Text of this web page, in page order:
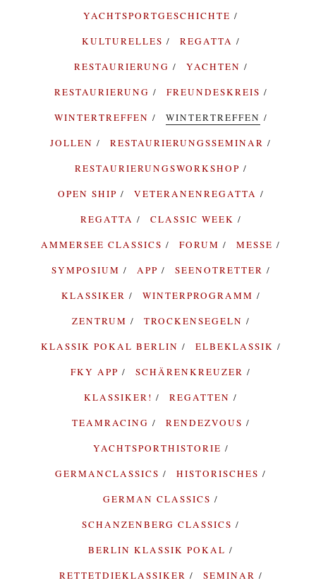
YACHTSPORTGESCHICHTE
KULTURELLES
REGATTA
RESTAURIERUNG
YACHTEN
RESTAURIERUNG
FREUNDESKREIS
WINTERTREFFEN
WINTERTREFFEN
JOLLEN
RESTAURIERUNGSSEMINAR
RESTAURIERUNGSWORKSHOP
OPEN SHIP
VETERANENREGATTA
REGATTA
CLASSIC WEEK
AMMERSEE CLASSICS
FORUM
MESSE
SYMPOSIUM
APP
SEENOTRETTER
KLASSIKER
WINTERPROGRAMM
ZENTRUM
TROCKENSEGELN
KLASSIK POKAL BERLIN
ELBEKLASSIK
FKY APP
SCHÄRENKREUZER
KLASSIKER!
REGATTEN
TEAMRACING
RENDEZVOUS
YACHTSPORTHISTORIE
GERMANCLASSICS
HISTORISCHES
GERMAN CLASSICS
SCHANZENBERG CLASSICS
BERLIN KLASSIK POKAL
RETTETDIEKLASSIKER
SEMINAR